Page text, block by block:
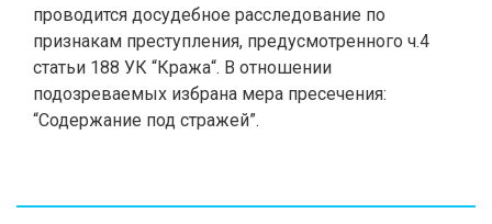
проводится досудебное расследование по
признакам преступления, предусмотренного ч.4
статьи 188 УК “Кража“. В отношении
подозреваемых избрана мера пресечения:
“Содержание под стражей”.